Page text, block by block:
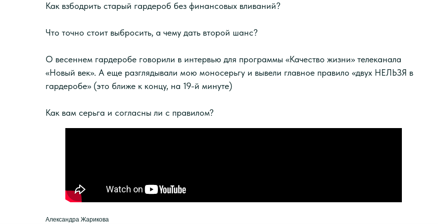
Как взбодрить старый гардероб без финансовых вливаний?
Что точно стоит выбросить, а чему дать второй шанс?
О весеннем гардеробе говорили в интервью для программы «Качество жизни» телеканала
«Новый век». А еще разглядывали мою моносерьгу и вывели главное правило «двух НЕЛЬЗЯ в
гардеробе» (это ближе к концу, на 19-й минуте)
Как вам серьга и согласны ли с правилом?
Александра Жарикова